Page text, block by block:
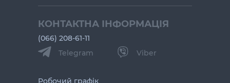
КОНТАКТНА ІНФОРМАЦІЯ
(066) 208-61-11
Telegram
Viber
Робочий графік